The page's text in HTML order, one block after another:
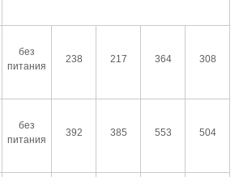
без
питания
238 217 364 308
без
питания
392 385 553 504